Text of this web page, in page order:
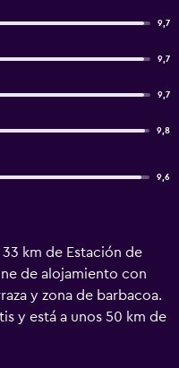
9,7
9,7
9,7
9,8
9,6
33 km de Estación de
de alojamiento con
y zona de barbacoa.
y está a unos 50 km de
Este alojamiento
de Estación de tren